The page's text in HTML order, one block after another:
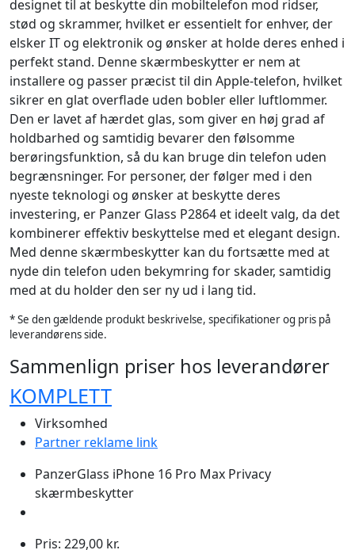
designet til at beskytte din mobiltelefon mod ridser,
stød og skrammer, hvilket er essentielt for enhver, der
elsker IT og elektronik og ønsker at holde deres enhed i
perfekt stand. Denne skærmbeskytter er nem at
installere og passer præcist til din Apple-telefon, hvilket
sikrer en glat overflade uden bobler eller luftlommer.
Den er lavet af hærdet glas, som giver en høj grad af
holdbarhed og samtidig bevarer den følsomme
berøringsfunktion, så du kan bruge din telefon uden
begrænsninger. For personer, der følger med i den
nyeste teknologi og ønsker at beskytte deres
investering, er Panzer Glass P2864 et ideelt valg, da det
kombinerer effektiv beskyttelse med et elegant design.
Med denne skærmbeskytter kan du fortsætte med at
nyde din telefon uden bekymring for skader, samtidig
med at du holder den ser ny ud i lang tid.
* Se den gældende produkt beskrivelse, specifikationer og pris på
leverandørens side.
Sammenlign priser hos leverandører
KOMPLETT
Virksomhed
Partner reklame link
PanzerGlass iPhone 16 Pro Max Privacy
skærmbeskytter
Pris: 229,00 kr.